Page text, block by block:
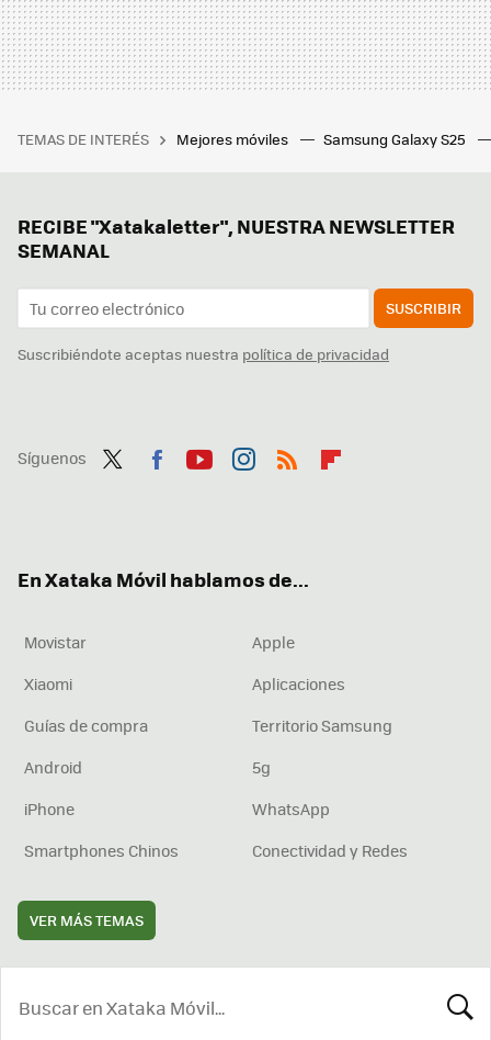
TEMAS DE INTERÉS Mejores móviles Samsung Galaxy S25
RECIBE "Xatakaletter", NUESTRA NEWSLETTER
SEMANAL
SUSCRIBIR
Suscribiéndote aceptas nuestra política de privacidad
Síguenos
En Xataka Móvil hablamos de...
Movistar
Apple
Xiaomi
Aplicaciones
Guías de compra
Territorio Samsung
Android
5g
iPhone
WhatsApp
Smartphones Chinos
Conectividad y Redes
VER MÁS TEMAS